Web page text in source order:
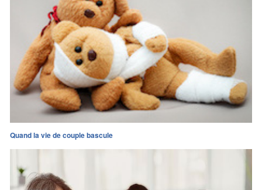
Quand la vie de couple bascule